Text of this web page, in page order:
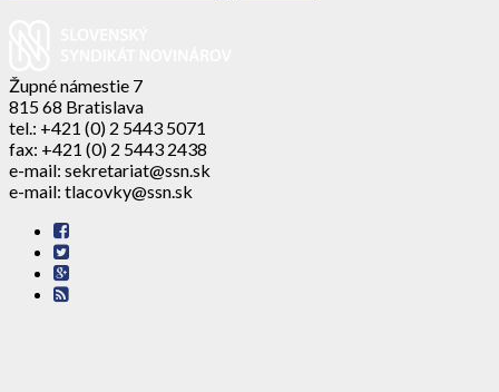
Župné námestie 7
815 68 Bratislava
tel.: +421 (0) 2 5443 5071
fax: +421 (0) 2 5443 2438
e-mail: sekretariat@ssn.sk
e-mail: tlacovky@ssn.sk